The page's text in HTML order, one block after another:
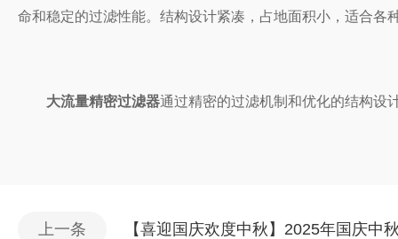
命和稳定的过滤性能。结构设计紧凑，占地面积小，适合各
大流量精密过滤器通过精密的过滤机制和优化的结构设
上一条 【喜迎国庆欢度中秋】2025年国庆中